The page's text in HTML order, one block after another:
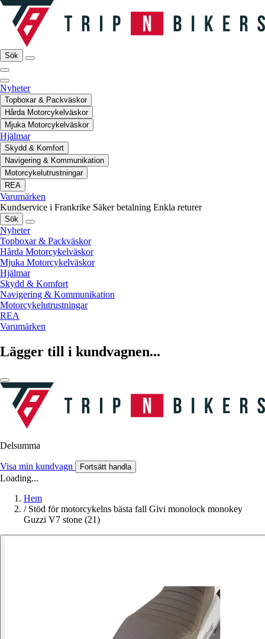
Sök
Nyheter
Topboxar & Packväskor
Hårda Motorcykelväskor
Mjuka Motorcykelväskor
Hjälmar
Skydd & Komfort
Navigering & Kommunikation
Motorcykelutrustningar
REA
Varumärken
Kundservice i Frankrike Säker betalning Enkla returer
Sök
Nyheter
Topboxar & Packväskor
Hårda Motorcykelväskor
Mjuka Motorcykelväskor
Hjälmar
Skydd & Komfort
Navigering & Kommunikation
Motorcykelutrustningar
REA
Varumärken
Lägger till i kundvagnen...
Delsumma
Visa min kundvagn Fortsätt handla
Loading...
Hem
/ Stöd för motorcykelns bästa fall Givi monolock monokey
Guzzi V7 stone (21)